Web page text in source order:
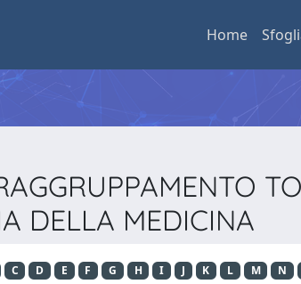
Home
DELLA MEDICINA
C D E F G H I J K L M N